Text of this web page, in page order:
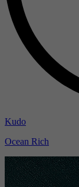
Kudo
Ocean Rich